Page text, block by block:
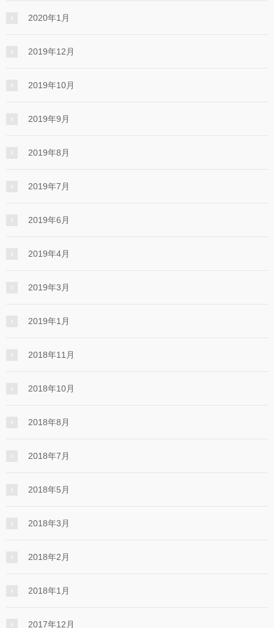
2020年1月
2019年12月
2019年10月
2019年9月
2019年8月
2019年7月
2019年6月
2019年4月
2019年3月
2019年1月
2018年11月
2018年10月
2018年8月
2018年7月
2018年5月
2018年3月
2018年2月
2018年1月
2017年12月